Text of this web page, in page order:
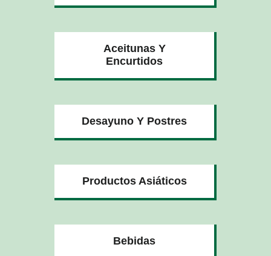
Aceitunas Y
Encurtidos
Desayuno Y Postres
Productos Asiáticos
Bebidas